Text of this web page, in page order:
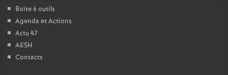
Boîte à outils
Agenda et Actions
Actu 47
AESH
Contacts